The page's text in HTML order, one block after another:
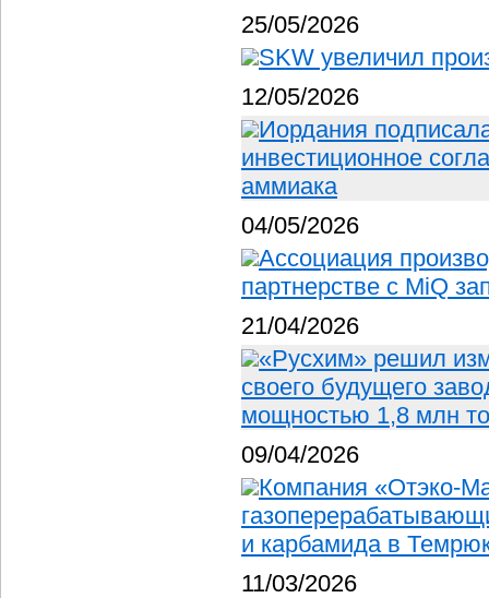
25/05/2026
SKW увеличил
12/05/2026
Иордания
инвестиционное
аммиака
04/05/2026
Ассоциация
партнерстве с MiQ
21/04/2026
«Русхим» решил
своего будущего
мощностью 1,8 млн
09/04/2026
Компания «Отэко-
и карбамида в
11/03/2026